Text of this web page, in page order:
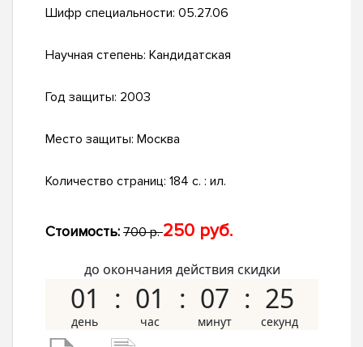
Шифр специальности: 05.27.06
Научная степень: Кандидатская
Год защиты: 2003
Место защиты: Москва
Количество страниц: 184 с. : ил.
Стоимость: 700 р.250 руб.
до окончания действия скидки
01 01 07 24